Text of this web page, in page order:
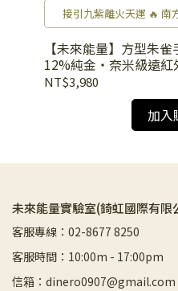
接引九紫離火天運 🔥 南
「奈米級」共振技術，
來 20
【未來能量】方型朱
12%純金・奈米級遠
勢)
NT$3,980
加入
未來能量實驗室(錡虹國際有限
客服專線：02-8677 8250
客服時間：10:00m - 17:00pm
信箱：dinero0907@gmail.com